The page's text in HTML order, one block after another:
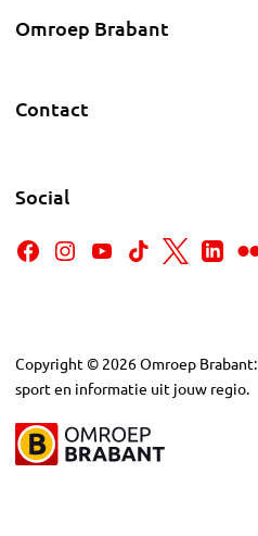
Omroep Brabant
Contact
Social
Copyright © 2026Omroep
sport en informatie uit jouw regio.